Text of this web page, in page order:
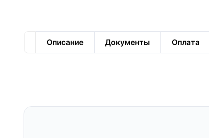
Описание Документы Оплата